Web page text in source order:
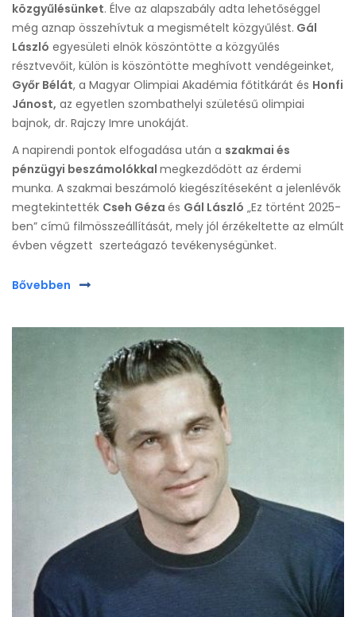
közgyűlésünket. Élve az alapszabály adta lehetőséggel
még aznap összehívtuk a megismételt közgyűlést. Gál
László egyesületi elnök köszöntötte a közgyűlés
résztvevőit, külön is köszöntötte meghívott vendégeinket,
Győr Bélát, a Magyar Olimpiai Akadémia főtitkárát és Honfi
Jánost, az egyetlen szombathelyi születésű olimpiai
bajnok, dr. Rajczy Imre unokáját.
A napirendi pontok elfogadása után a szakmai és
pénzügyi beszámolókkal megkezdődött az érdemi
munka. A szakmai beszámoló kiegészítéseként a jelenlévők
megtekintették Cseh Géza és Gál László „Ez történt 2025-
ben” című filmösszeállítását, mely jól érzékeltette az elmúlt
évben végzett szerteágazó tevékenységünket.
Bővebben